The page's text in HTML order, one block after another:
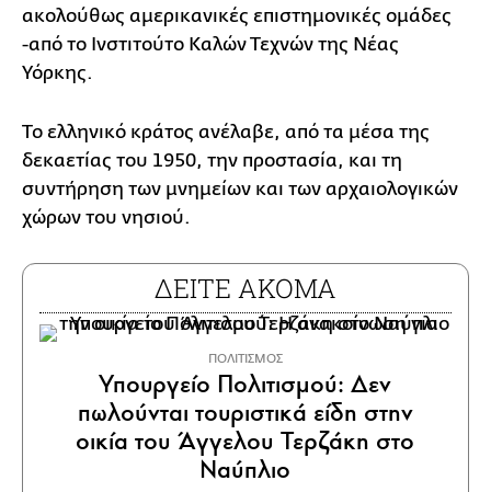
ακολούθως αμερικανικές επιστημονικές ομάδες
-από το Ινστιτούτο Καλών Τεχνών της Νέας
Υόρκης.
Το ελληνικό κράτος ανέλαβε, από τα μέσα της
δεκαετίας του 1950, την προστασία, και τη
συντήρηση των μνημείων και των αρχαιολογικών
χώρων του νησιού.
ΔΕΙΤΕ ΑΚΟΜΑ
ΠΟΛΙΤΙΣΜΟΣ
Υπουργείο Πολιτισμού: Δεν
πωλούνται τουριστικά είδη στην
οικία του Άγγελου Τερζάκη στο
Ναύπλιο